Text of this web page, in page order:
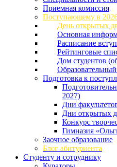
Приемная комиссия
Поступающему в
День открытых
Основная
Расписание
Рейтинговые
Дом студентов
Подготовка к
2027)
Дни
Дни открытых
Конкурс
Гимназия
Заочное образование
Блог абитуриента
Студенту и сотруднику